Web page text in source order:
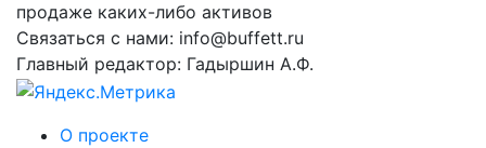
продаже каких-либо активов
Связаться с нами: info@buffett.ru
Главный редактор: Гадыршин А.Ф.
О проекте